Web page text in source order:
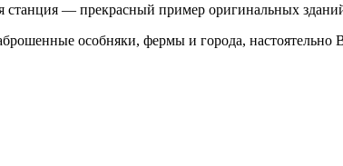
— прекрасный пример оригинальных
особняки, фермы и города, настоятельно